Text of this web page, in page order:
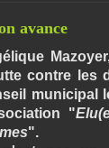
avance
contre les
municipal
"
".